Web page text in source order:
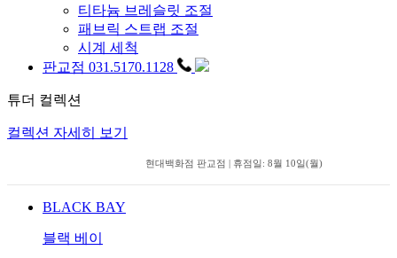
티타늄 브레슬릿 조절
패브릭 스트랩 조절
시계 세척
판교점 031.5170.1128
튜더 컬렉션
컬렉션 자세히 보기
현대백화점 판교점 | 휴점일: 8월 10일(월)
BLACK BAY
블랙 베이